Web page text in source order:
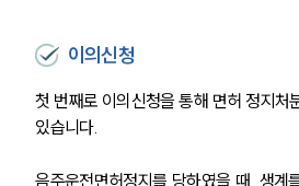
이의신청
첫 번째로 이의신청을 통해 면허 정지처
있습니다.
음주운전면허정지를 당하였을 때, 생계